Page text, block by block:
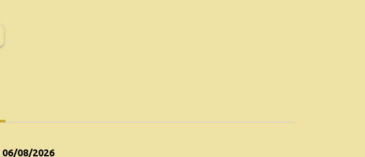
06/08/2026